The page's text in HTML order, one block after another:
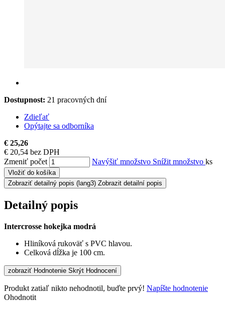
Dostupnost: 21 pracovných dní
Zdieľať
Opýtajte sa odborníka
€ 25,26
€ 20,54 bez DPH
Zmeniť počet
Navýšiť množstvo Snížit množstvo ks
Vložiť do košíka
Zobraziť detailný popis (lang3) Zobrazit detailní popis
Detailný popis
Intercrosse hokejka modrá
Hliníková rukoväť s PVC hlavou.
Celková dĺžka je 100 cm.
zobraziť Hodnotenie Skrýt Hodnocení
Produkt zatiaľ nikto nehodnotil, buďte prvý! Napíšte hodnotenie
Ohodnotit